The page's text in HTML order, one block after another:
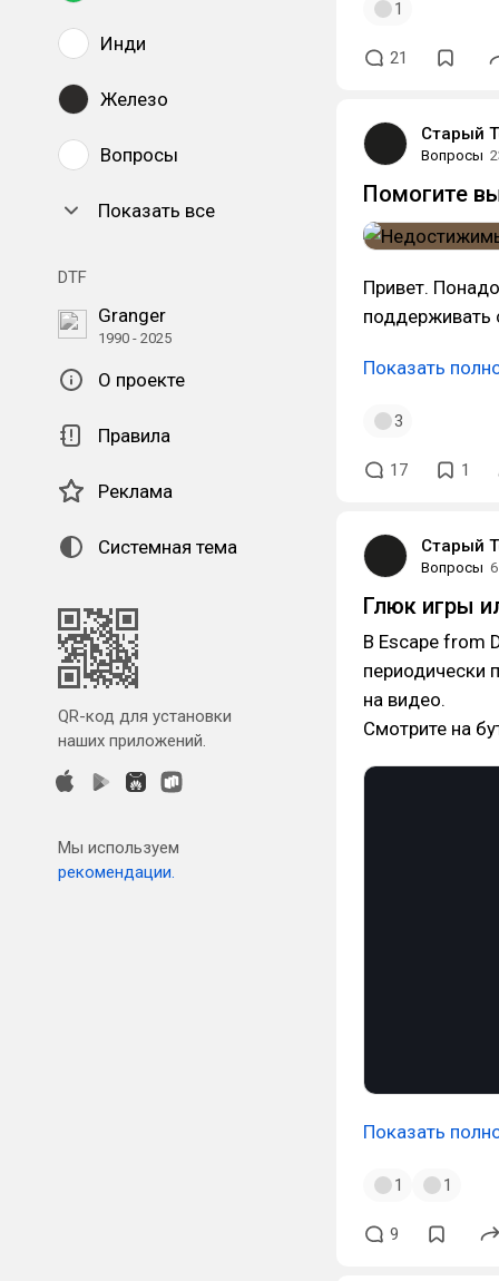
Инди
Железо
Вопросы
Показать все
DTF
Granger
1990 - 2025
О проекте
Правила
Реклама
Системная тема
QR-код для установки
наших приложений.
Мы используем
рекомендации.
1
21
Старый
Вопросы
Помогите
Привет.
поддерживать
Показать
3
17 1
Старый
Вопросы
Глюк игры
В Escape from
периодически
на видео.
Смотрите на
Показать
1 1
9